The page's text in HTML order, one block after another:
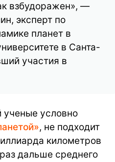
взбудоражен», —
эксперт по
планет в
в Санта-
участия в
ученые условно
, не подходит
километров
дальше среднего